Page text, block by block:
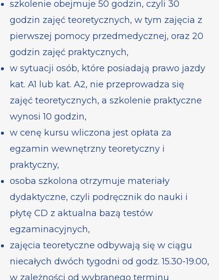
szkolenie obejmuje 50 godzin, czyli 30
godzin zajęć teoretycznych, w tym zajęcia z
pierwszej pomocy przedmedycznej, oraz 20
godzin zajęć praktycznych,
w sytuacji osób, które posiadają prawo jazdy
kat. A1 lub kat. A2, nie przeprowadza się
zajęć teoretycznych, a szkolenie praktyczne
wynosi 10 godzin,
w cenę kursu wliczona jest opłata za
egzamin wewnętrzny teoretyczny i
praktyczny,
osoba szkolona otrzymuje materiały
dydaktyczne, czyli podręcznik do nauki i
płytę CD z aktualna bazą testów
egzaminacyjnych,
zajęcia teoretyczne odbywają się w ciągu
niecałych dwóch tygodni od godz. 15.30-19.00,
w zależności od wybranego terminu